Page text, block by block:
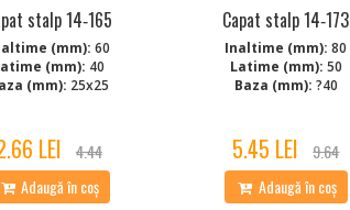
stalp 14‑165
(mm): 60
(mm): 40
(mm): 25x25
LEI 4.44
Adaugă în coș
Capat stalp 14‑173
Inaltime (mm): 80
Latime (mm): 50
Baza (mm): ?40
5.45 LEI 9.64
Adaugă în coș